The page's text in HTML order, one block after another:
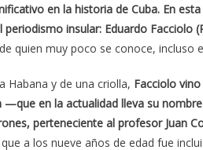
en la historia de Cuba. En
insular: Eduardo Facciolo
quien muy poco se conoce, incluso
Habana y de una criolla, Facciolo
—que en la actualidad lleva su
perteneciente al profesor Juan
a los nueve años de edad fue